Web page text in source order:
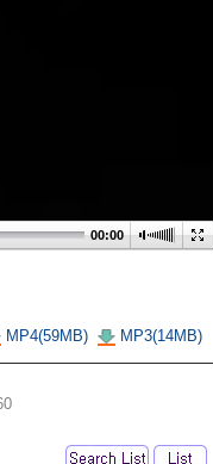
00:00
MP4(59MB) MP3(14MB)